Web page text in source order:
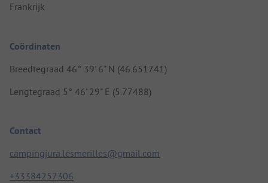
Frankrijk
Coördinaten
Breedtegraad 46° 39' 6" N (46.651741)
Lengtegraad 5° 46' 29" E (5.77488)
Contact
campingjura.lesmerilles@gmail.com
+33384257306